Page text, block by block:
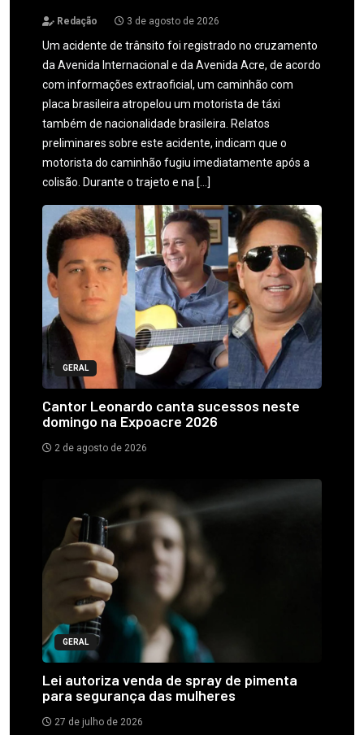
Redação 3 de agosto de 2026
Um acidente de trânsito foi registrado no cruzamento
da Avenida Internacional e da Avenida Acre, de acordo
com informações extraoficial, um caminhão com
placa brasileira atropelou um motorista de táxi
também de nacionalidade brasileira. Relatos
preliminares sobre este acidente, indicam que o
motorista do caminhão fugiu imediatamente após a
colisão. Durante o trajeto e na […]
GERAL
Cantor Leonardo canta sucessos neste
domingo na Expoacre 2026
2 de agosto de 2026
GERAL
Lei autoriza venda de spray de pimenta
para segurança das mulheres
27 de julho de 2026